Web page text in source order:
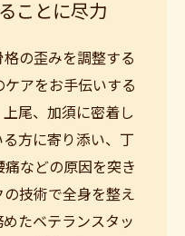
ことに尽力
の歪みを調整する
アをお手伝いする
尾、加須に密着し
方に寄り添い、丁
などの原因を突き
技術で全身を整え
たベテランスタッ